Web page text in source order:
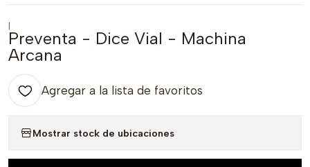
|
Preventa - Dice Vial - Machina
Arcana
Agregar a la lista de favoritos
Mostrar stock de ubicaciones